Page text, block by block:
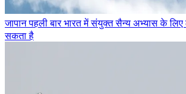
जापान पहली बार भारत में संयुक्त सैन्य अभ्यास के
सकता है